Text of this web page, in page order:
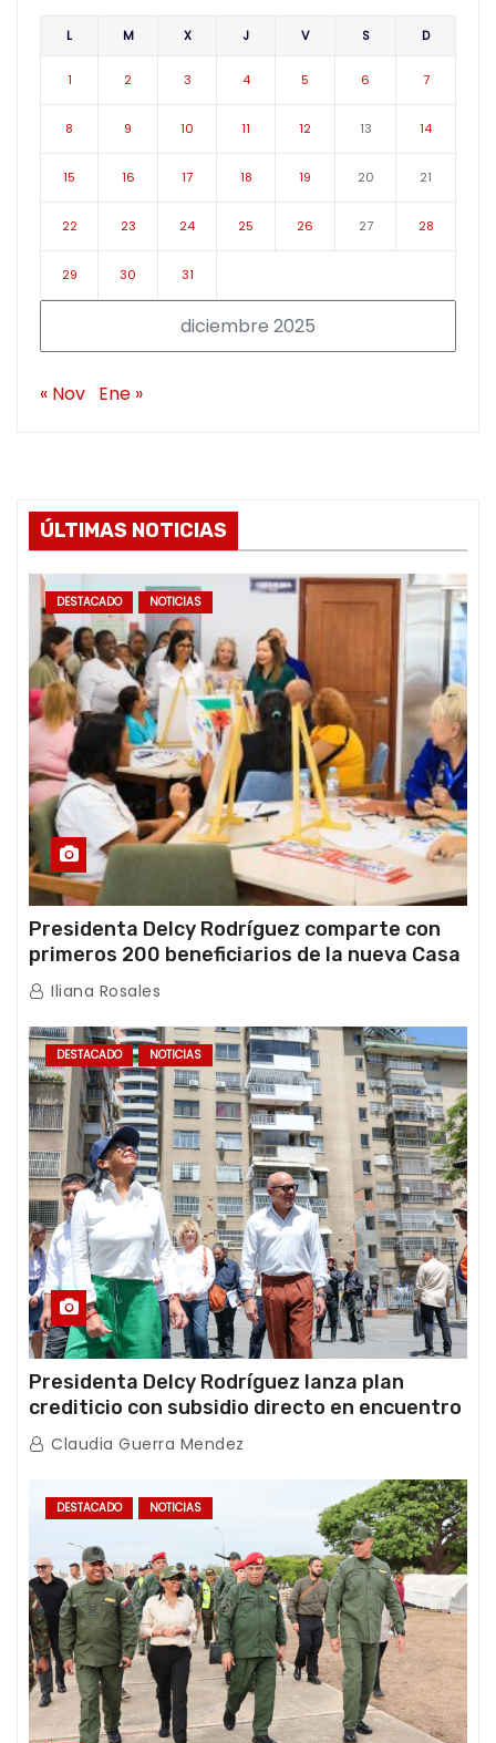
diciembre 2025
L M X J V S D
1 2 3 4 5 6 7
8 9 10 11 12 13 14
15 16 17 18 19 20 21
22 23 24 25 26 27 28
29 30 31
« Nov Ene »
ÚLTIMAS NOTICIAS
DESTACADO NOTICIAS
Presidenta Delcy Rodríguez comparte con
primeros 200 beneficiarios de la nueva Casa
de los Abuelos “La Primavera” en Caracas
Iliana Rosales
DESTACADO NOTICIAS
Presidenta Delcy Rodríguez lanza plan
crediticio con subsidio directo en encuentro
con Juntas de Condominio
Claudia Guerra Mendez
DESTACADO NOTICIAS